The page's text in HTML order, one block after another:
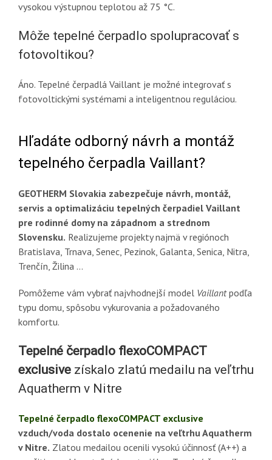
vysokou výstupnou teplotou až 75 °C.
Môže tepelné čerpadlo spolupracovať s
fotovoltikou?
Áno. Tepelné čerpadlá Vaillant je možné integrovať s
fotovoltickými systémami a inteligentnou reguláciou.
Hľadáte odborný návrh a montáž
tepelného čerpadla Vaillant?
GEOTHERM Slovakia zabezpečuje návrh, montáž,
servis a optimalizáciu tepelných čerpadiel Vaillant
pre rodinné domy na západnom a strednom
Slovensku. Realizujeme projekty najmä v regiónoch
Bratislava, Trnava, Senec, Pezinok, Galanta, Senica, Nitra,
Trenčín, Žilina …
Pomôžeme vám vybrať najvhodnejší model Vaillantpodľa
typu domu, spôsobu vykurovania a požadovaného
komfortu.
Tepelné čerpadlo flexoCOMPACT
exclusivezískalo zlatú medailu na veľtrhu
Aquatherm v Nitre
Tepelné čerpadlo flexoCOMPACT exclusive
vzduch/voda dostalo ocenenie na veľtrhu Aquatherm
v Nitre. Zlatou medailou ocenili vysokú účinnosť (A++) a